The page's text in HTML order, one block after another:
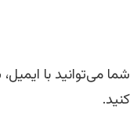
شما می‌توانید با
کنید.